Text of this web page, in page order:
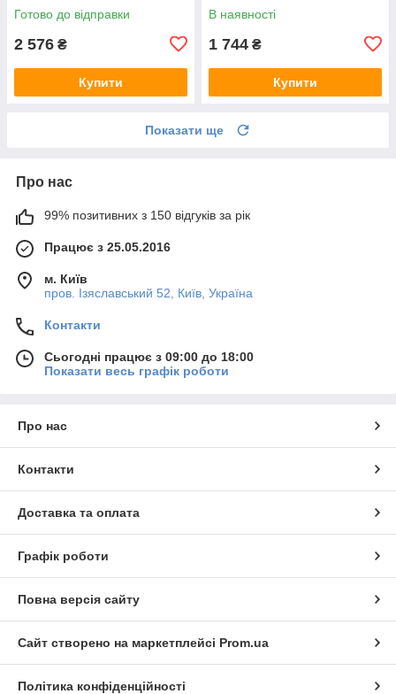
Готово до відправки
2 576 ₴
Купити
В наявності
1 744 ₴
Купити
Показати ще
Про нас
99% позитивних з 150 відгуків за рік
Працює з 25.05.2016
м. Київ
пров. Ізяславський 52, Київ, Україна
Контакти
Сьогодні працює з 09:00 до 18:00
Показати весь графік роботи
Про нас
Контакти
Доставка та оплата
Графік роботи
Повна версія сайту
Сайт створено на маркетплейсі Prom.ua
Політика конфіденційності